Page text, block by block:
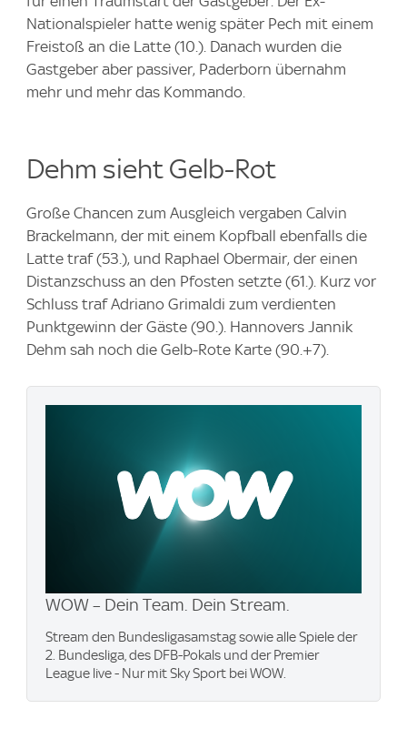
Nationalspieler hatte wenig später Pech mit einem
Freistoß an die Latte (10.). Danach wurden die
Gastgeber aber passiver, Paderborn übernahm
mehr und mehr das Kommando.
Dehm sieht Gelb-Rot
Große Chancen zum Ausgleich vergaben Calvin
Brackelmann, der mit einem Kopfball ebenfalls die
Latte traf (53.), und Raphael Obermair, der einen
Distanzschuss an den Pfosten setzte (61.). Kurz vor
Schluss traf Adriano Grimaldi zum verdienten
Punktgewinn der Gäste (90.). Hannovers Jannik
Dehm sah noch die Gelb-Rote Karte (90.+7).
WOW – Dein Team. Dein Stream.
Stream den Bundesligasamstag sowie alle Spiele der
2. Bundesliga, des DFB-Pokals und der Premier
League live - Nur mit Sky Sport bei WOW.